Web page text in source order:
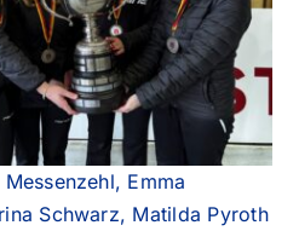
Emma
Schwarz, Matilda Pyroth